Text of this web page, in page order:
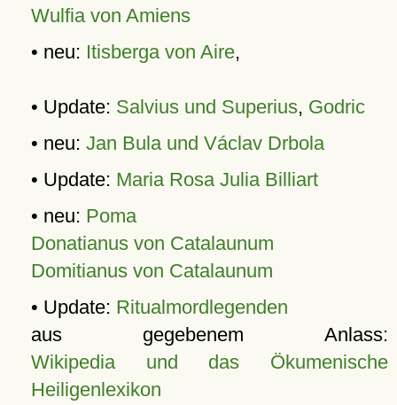
Wulfia von Amiens
• neu: Itisberga von Aire,
• Update: Salvius und Superius, Godric
• neu: Jan Bula und Václav Drbola
• Update: Maria Rosa Julia Billiart
• neu: Poma
Donatianus von Catalaunum
Domitianus von Catalaunum
• Update: Ritualmordlegenden
aus gegebenem Anlass:
Wikipedia und das Ökumenische
Heiligenlexikon